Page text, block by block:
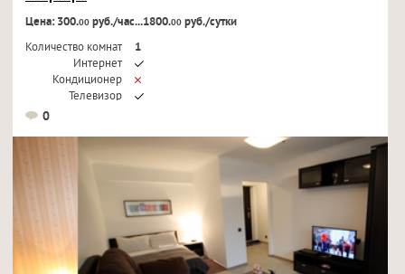
Цена: 300.00руб./час...1800.00руб./сутки
Количество комнат
1
Интернет
Кондиционер
Телевизор
0